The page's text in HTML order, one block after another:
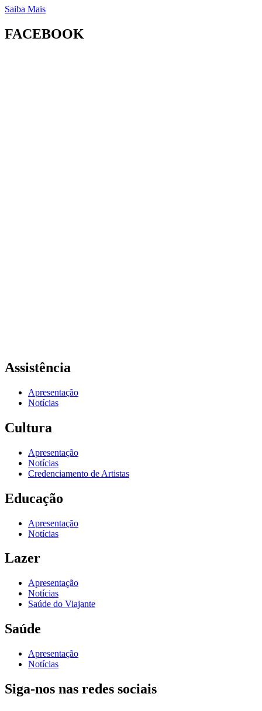
Saiba Mais
FACEBOOK
Assistência
Apresentação
Notícias
Cultura
Apresentação
Notícias
Credenciamento de Artistas
Educação
Apresentação
Notícias
Lazer
Apresentação
Notícias
Saúde do Viajante
Saúde
Apresentação
Notícias
Siga-nos nas redes sociais